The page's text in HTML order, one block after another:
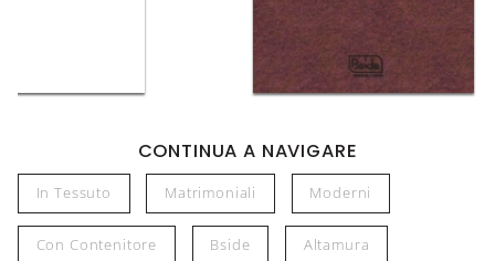
CONTINUA A NAVIGARE
In Tessuto Matrimoniali Moderni
Con Contenitore Bside Altamura